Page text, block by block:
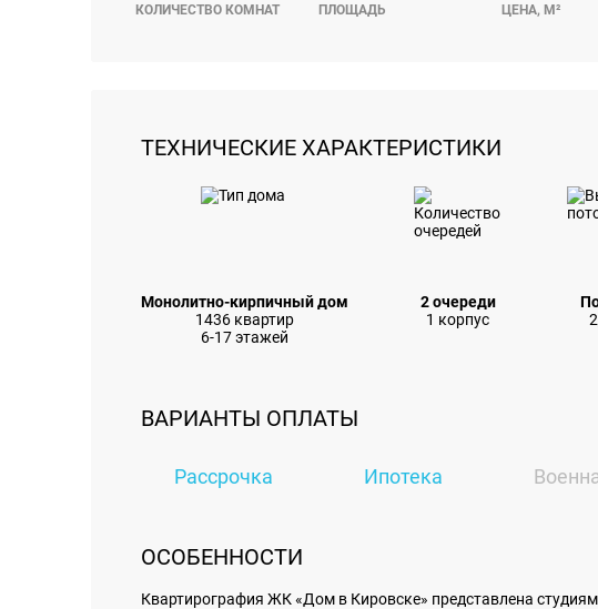
КОЛИЧЕСТВО КОМНАТ ПЛОЩАДЬ ЦЕНА, М²
ТЕХНИЧЕСКИЕ ХАРАКТЕРИСТИКИ
Монолитно-кирпичный дом
1436 квартир
6-17 этажей
2 очереди
1 корпус
ВАРИАНТЫ ОПЛАТЫ
Рассрочка Ипотека
ОСОБЕННОСТИ
Квартирография ЖК «Дом в Кировске» представлена